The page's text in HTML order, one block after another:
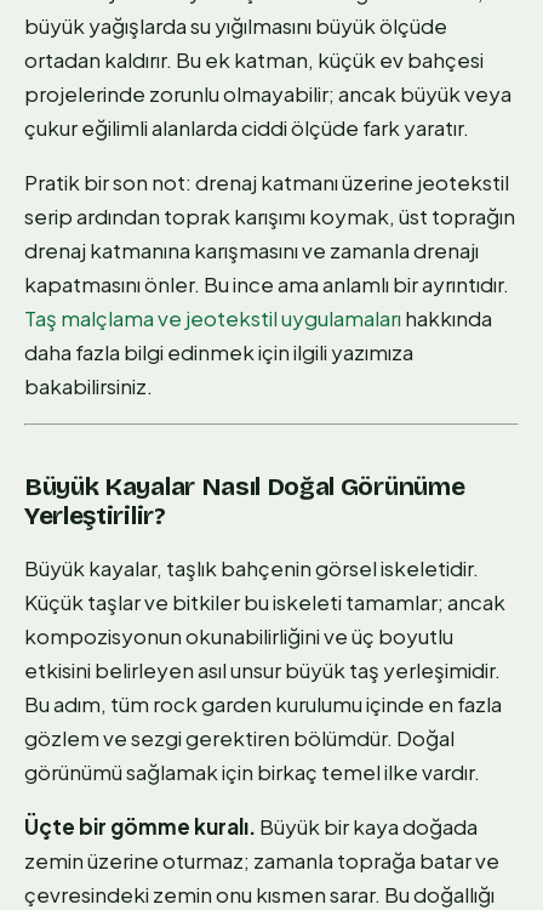
büyük yağışlarda su yığılmasını büyük ölçüde
ortadan kaldırır. Bu ek katman, küçük ev bahçesi
projelerinde zorunlu olmayabilir; ancak büyük veya
çukur eğilimli alanlarda ciddi ölçüde fark yaratır.
Pratik bir son not: drenaj katmanı üzerine jeotekstil
serip ardından toprak karışımı koymak, üst toprağın
drenaj katmanına karışmasını ve zamanla drenajı
kapatmasını önler. Bu ince ama anlamlı bir ayrıntıdır.
Taş malçlama ve jeotekstil uygulamaları hakkında
daha fazla bilgi edinmek için ilgili yazımıza
bakabilirsiniz.
Büyük Kayalar Nasıl Doğal Görünüme
Yerleştirilir?
Büyük kayalar, taşlık bahçenin görsel iskeletidir.
Küçük taşlar ve bitkiler bu iskeleti tamamlar; ancak
kompozisyonun okunabilirliğini ve üç boyutlu
etkisini belirleyen asıl unsur büyük taş yerleşimidir.
Bu adım, tüm rock garden kurulumu içinde en fazla
gözlem ve sezgi gerektiren bölümdür. Doğal
görünümü sağlamak için birkaç temel ilke vardır.
Üçte bir gömme kuralı. Büyük bir kaya doğada
zemin üzerine oturmaz; zamanla toprağa batar ve
çevresindeki zemin onu kısmen sarar. Bu doğallığı